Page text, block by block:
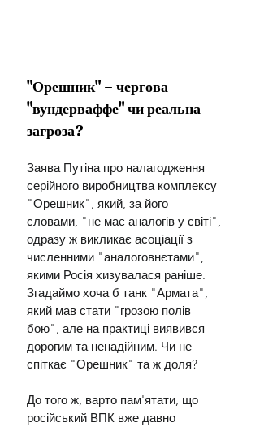
"Орешник" – чергова
"вундерваффе" чи реальна
загроза?
Заява Путіна про налагодження
серійного виробництва комплексу
"Орешник", який, за його
словами, "не має аналогів у світі",
одразу ж викликає асоціації з
численними "аналоговнєтами",
якими Росія хизувалася раніше.
Згадаймо хоча б танк "Армата",
який мав стати "грозою полів
бою", але на практиці виявився
дорогим та ненадійним. Чи не
спіткає "Орешник" та ж доля?
До того ж, варто пам'ятати, що
російський ВПК вже давно